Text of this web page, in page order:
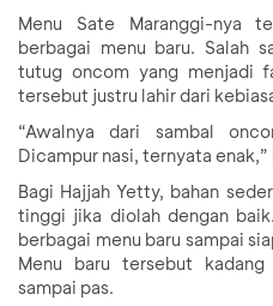
Menu Sate Maranggi-nya
berbagai menu baru. Salah
tutug oncom yang menjadi
tersebut justru lahir dari
“Awalnya dari sambal
Dicampur nasi, ternyata enak,”
Bagi Hajjah Yetty, bahan
tinggi jika diolah dengan
berbagai menu baru sampai
Menu baru tersebut kadang
sampai pas.